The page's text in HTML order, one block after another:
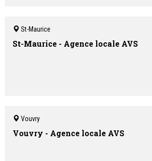
St-Maurice
St-Maurice - Agence locale AVS
Vouvry
Vouvry - Agence locale AVS